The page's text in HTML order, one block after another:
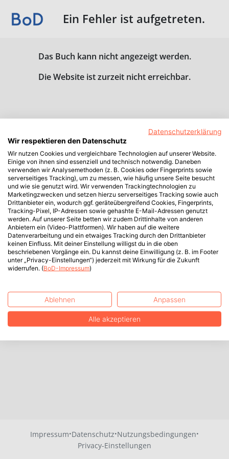
Ein Fehler ist aufgetreten.
Das Buch kann nicht angezeigt werden.
Die Website ist zurzeit nicht erreichbar.
Impressum·Datenschutz·Nutzungsbedingungen·
Privacy-Einstellungen
Datenschutzerklärung
Wir respektieren den Datenschutz
Wir nutzen Cookies und vergleichbare Technologien auf unserer Website.
Einige von ihnen sind essenziell und technisch notwendig. Daneben
verwenden wir Analysemethoden (z. B. Cookies oder Fingerprints sowie
serverseitiges Tracking), um zu messen, wie häufig unsere Seite besucht
und wie sie genutzt wird. Wir verwenden Trackingtechnologien zu
Marketingzwecken und setzen hierzu serverseitiges Tracking sowie auch
Drittanbieter ein, wodurch ggf. geräteübergreifend Cookies, Fingerprints,
Tracking-Pixel, IP-Adressen sowie gehashte E-Mail-Adressen genutzt
werden. Auf unserer Seite betten wir zudem Drittinhalte von anderen
Anbietern ein (Video-Plattformen). Wir haben auf die weitere
Datenverarbeitung und ein etwaiges Tracking durch den Drittanbieter
keinen Einfluss. Mit deiner Einstellung willigst du in die oben
beschriebenen Vorgänge ein. Du kannst deine Einwilligung (z. B. im Footer
unter „Privacy-Einstellungen“) jederzeit mit Wirkung für die Zukunft
widerrufen. (BoD-Impressum)
Ablehnen Anpassen
Alle akzeptieren